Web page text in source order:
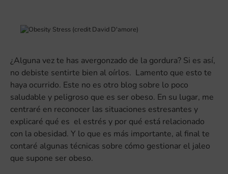
¿Alguna vez te has avergonzado de la gordura? Si es así,
no debiste sentirte bien al oírlos. Lamento que esto te
haya ocurrido. Este no es otro blog sobre lo poco
saludable y peligroso que es ser obeso. En su lugar, me
centraré en reconocer las situaciones estresantes y
explicaré qué es el estrés y por qué está relacionado
con la obesidad. Y lo que es más importante, al final te
contaré algunas técnicas sobre cómo gestionar el jaleo
que supone ser obeso.